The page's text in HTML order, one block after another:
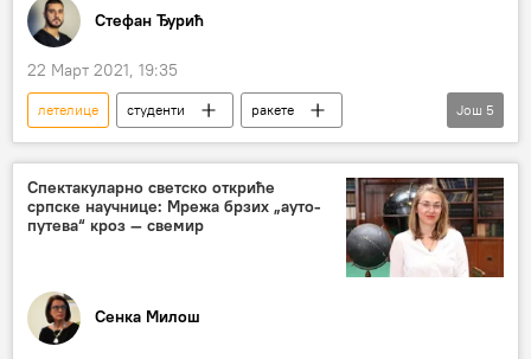
Стефан Ђурић
22 Март 2021, 19:35
летелице студенти
ракете
Беоавиа
Наука
Србија – друштво
Изуми и открића
Друштво
Још 5
Спектакуларно светско откриће
српске научнице: Мрежа брзих „ауто-
путева“ кроз — свемир
Сенка Милош